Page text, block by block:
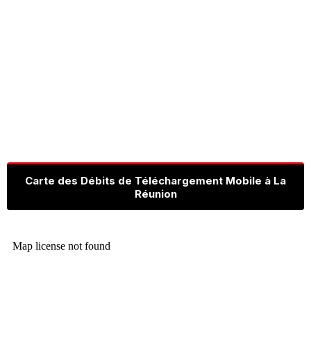
Carte des Débits de Téléchargement Mobile à La
Réunion